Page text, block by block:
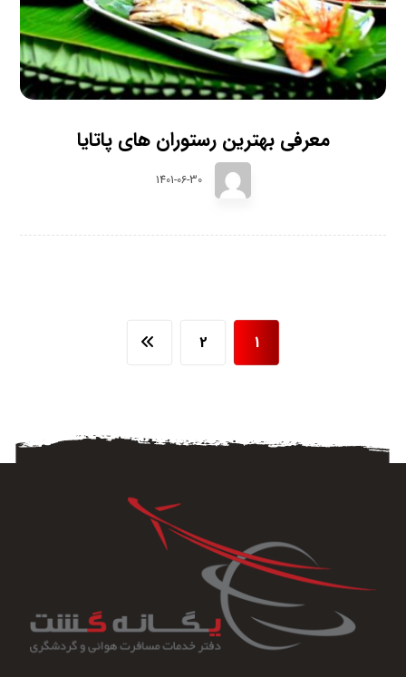
معرفی بهترین رستوران های پاتایا
1401-06-30
1
2